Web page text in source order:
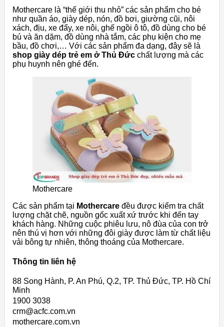
Mothercare là “thế giới thu nhỏ” các sản phẩm cho bé
như quần áo, giày dép, nón, đồ bơi, giường cũi, nôi
xách, địu, xe đẩy, xe nôi, ghế ngồi ô tô, đồ dùng cho bé
bú và ăn dặm, đồ dùng nhà tắm, các phụ kiện cho mẹ
bầu, đồ chơi,… Với các sản phẩm đa dạng, đây sẽ là
shop giày dép trẻ em ở Thủ Đức chất lượng mà các
phụ huynh nên ghé đến.
Mothercare
Các sản phẩm tại Mothercare đều được kiểm tra chất
lượng chặt chẽ, nguồn gốc xuất xứ trước khi đến tay
khách hàng. Những cuộc phiêu lưu, nô đùa của con trở
nên thú vị hơn với những đôi giày được làm từ chất liệu
vải bông tự nhiên, thông thoáng của Mothercare.
Thông tin liên hệ
88 Song Hành, P. An Phú, Q.2, TP. Thủ Đức, TP. Hồ Chí
Minh
1900 3038
crm@acfc.com.vn
mothercare.com.vn